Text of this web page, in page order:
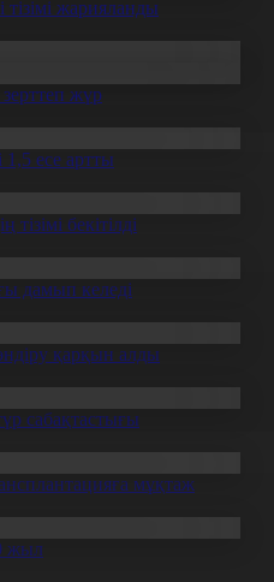
тізімі жарияланды
жүр
1,5 есе артты
бекітілді
дамып келеді
қарқын алды
сабақтастығы
мұқтаж
жыл